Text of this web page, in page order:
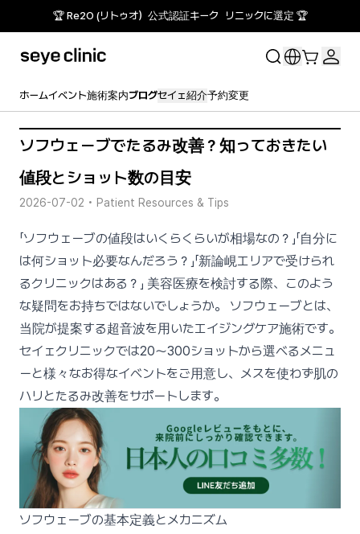
🏆 Re2O (リトゥオ）公式認証キーク リニックに選定 🏆
ホームイベント施術案内ブログセイェ紹介予約変更
ソフウェーブでたるみ改善？知っておきたい
値段とショット数の目安
2026-07-02 • Patient Resources & Tips
「ソフウェーブの値段はいくらくらいが相場なの？」「自分に
は何ショット必要なんだろう？」「新論峴エリアで受けられ
るクリニックはある？」 美容医療を検討する際、このよう
な疑問をお持ちではないでしょうか。 ソフウェーブとは、
当院が提案する超音波を用いたエイジングケア施術です。
セイェクリニックでは20〜300ショットから選べるメニュ
ーと様々なお得なイベントをご用意し、メスを使わず肌の
ハリとたるみ改善をサポートします。
ソフウェーブの基本定義とメカニズム